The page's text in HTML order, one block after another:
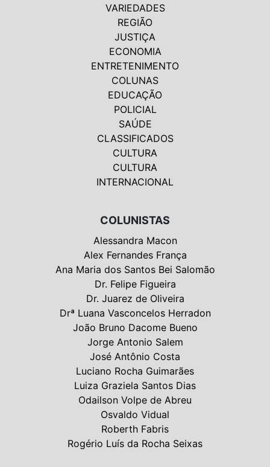
VARIEDADES
REGIÃO
JUSTIÇA
ECONOMIA
ENTRETENIMENTO
COLUNAS
EDUCAÇÃO
POLICIAL
SAÚDE
CLASSIFICADOS
CULTURA
CULTURA
INTERNACIONAL
COLUNISTAS
Alessandra Macon
Alex Fernandes França
Ana Maria dos Santos Bei Salomão
Dr. Felipe Figueira
Dr. Juarez de Oliveira
Drª Luana Vasconcelos Herradon
João Bruno Dacome Bueno
Jorge Antonio Salem
José Antônio Costa
Luciano Rocha Guimarães
Luiza Graziela Santos Dias
Odailson Volpe de Abreu
Osvaldo Vidual
Roberth Fabris
Rogério Luís da Rocha Seixas